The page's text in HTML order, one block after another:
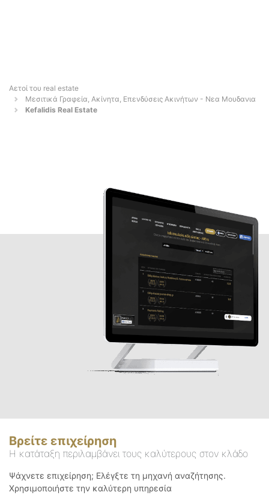
Αετοί του real estate
Μεσιτικά Γραφεία, Ακίνητα, Επενδύσεις Ακινήτων - Νεα Μουδανια
Kefalidis Real Estate
Βρείτε επιχείρηση
Η κατάταξη περιλαμβάνει τους καλύτερους στον κλάδο
Ψάχνετε επιχείρηση; Ελέγξτε τη μηχανή αναζήτησης.
Χρησιμοποιήστε την καλύτερη υπηρεσία